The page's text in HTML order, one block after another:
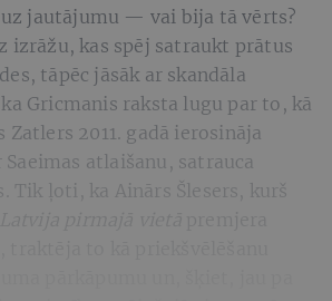
jautājumu — vai bija tā vērts?
izrāžu, kas spēj satraukt prātus
tāpēc jāsāk ar skandāla
Gricmanis raksta lugu par to, kā
2011. gadā ierosināja
atlaišanu, satrauca
Tik ļoti, ka Ainārs Šlesers, kurš